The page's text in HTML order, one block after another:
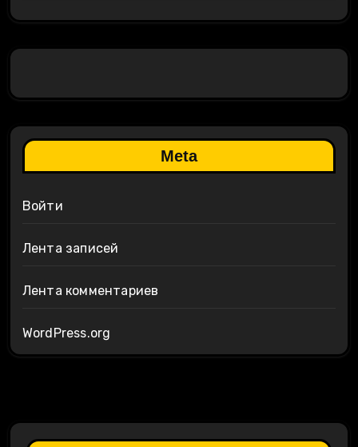
Meta
Войти
Лента записей
Лента комментариев
WordPress.org